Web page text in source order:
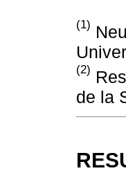
(1)
(2)
de la